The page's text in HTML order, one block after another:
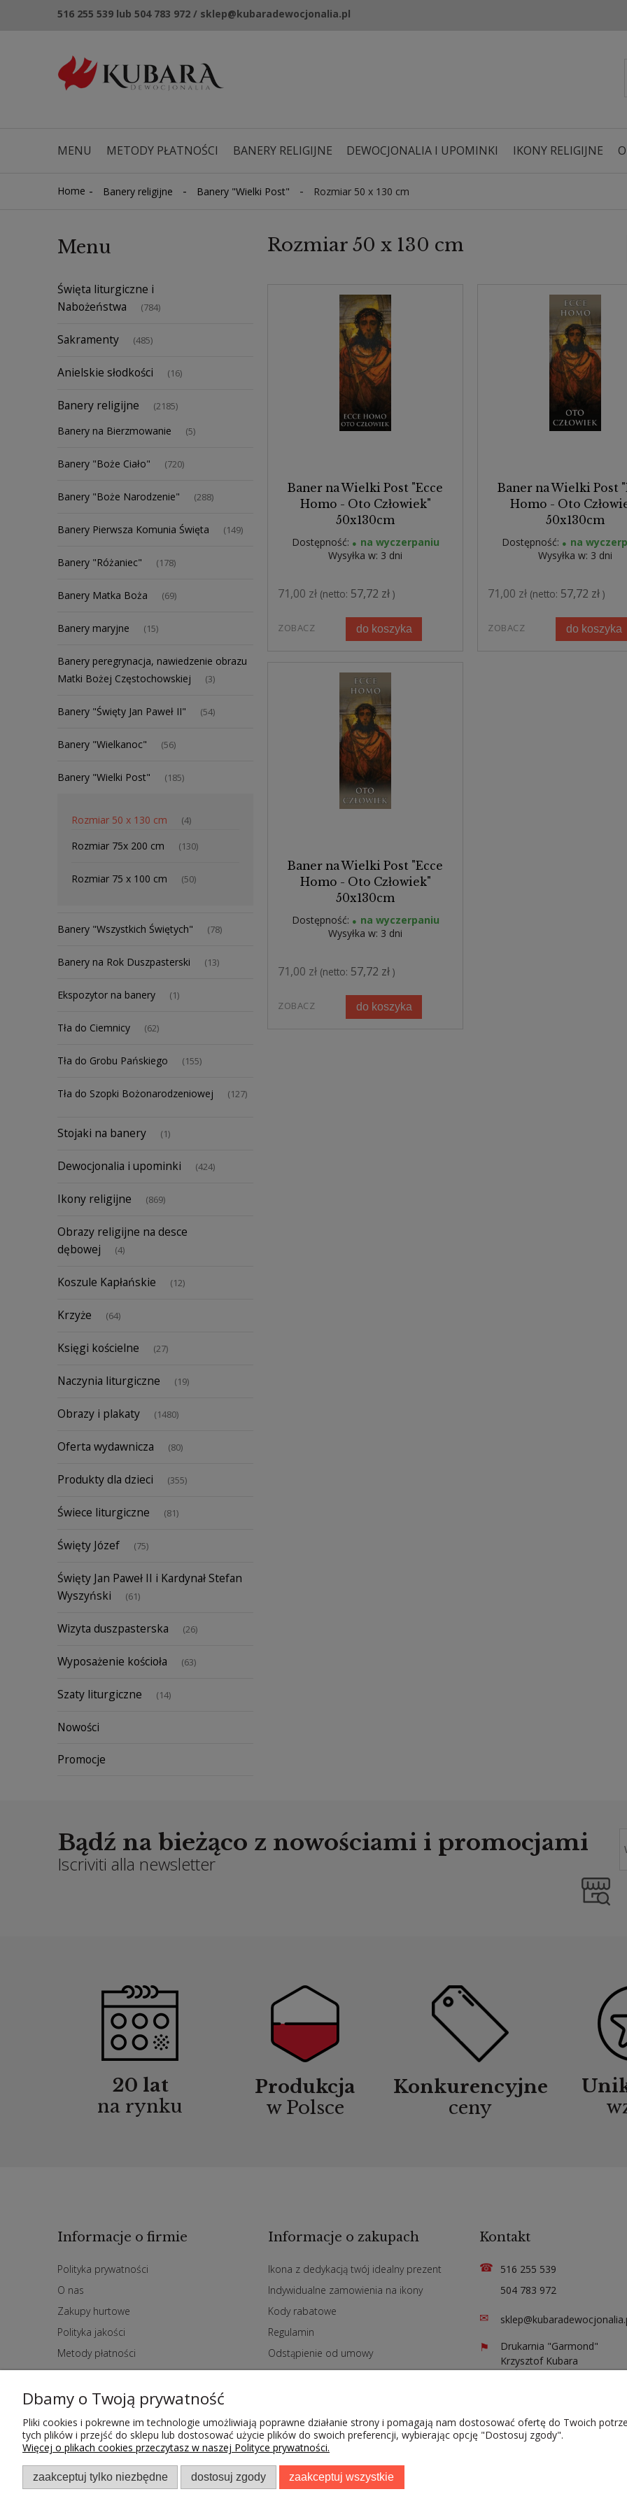
516 255 539 lub 504 783 972 / sklep@kubaradewocjonalia.pl
MENU METODY PŁATNOŚCI BANERY RELIGIJNE DEWOCJONALIA I UPOMINKI IKONY RELIGIJNE
Home - Banery religijne - Banery "Wielki Post" - Rozmiar 50 x 130 cm
Menu
Święta liturgiczne i
Nabożeństwa
(784)
Sakramenty (485)
Anielskie słodkości (16)
Banery religijne (2185)
Banery na Bierzmowanie (5)
Banery "Boże Ciało" (720)
Banery "Boże Narodzenie" (288)
Banery Pierwsza Komunia Święta (149)
Banery "Różaniec" (178)
Banery Matka Boża (69)
Banery maryjne (15)
Banery peregrynacja, nawiedzenie obrazu
Matki Bożej Częstochowskiej
(3)
Banery "Święty Jan Paweł II" (54)
Banery "Wielkanoc" (56)
Banery "Wielki Post" (185)
Rozmiar 50 x 130 cm (4)
Rozmiar 75x 200 cm (130)
Rozmiar 75 x 100 cm (50)
Banery "Wszystkich Świętych" (78)
Banery na Rok Duszpasterski (13)
Ekspozytor na banery (1)
Tła do Ciemnicy (62)
Tła do Grobu Pańskiego (155)
Tła do Szopki Bożonarodzeniowej (127)
Stojaki na banery (1)
Dewocjonalia i upominki (424)
Ikony religijne (869)
Obrazy religijne na desce
dębowej
(4)
Koszule Kapłańskie (12)
Krzyże (64)
Księgi kościelne (27)
Naczynia liturgiczne (19)
Obrazy i plakaty (1480)
Oferta wydawnicza (80)
Produkty dla dzieci (355)
Świece liturgiczne (81)
Święty Józef (75)
Święty Jan Paweł II i Kardynał Stefan
Wyszyński
(61)
Wizyta duszpasterska (26)
Wyposażenie kościoła (63)
Szaty liturgiczne (14)
Nowości
Promocje
Rozmiar 50 x 130 cm
Baner na Wielki Post "Ecce
Homo - Oto Człowiek"
50x130cm
Dostępność:
na wyczerpaniu
Wysyłka w: 3 dni
71,00 zł (netto: 57,72 zł )
do koszyka
ZOBACZ
Baner na Wielki Post
Homo - Oto
50x130cm
Dostępność:
na
Wysyłka w: 3 dni
71,00 zł (netto: 57,72 zł )
do koszyka
ZOBACZ
Baner na Wielki Post "Ecce
Homo - Oto Człowiek"
50x130cm
Dostępność:
na wyczerpaniu
Wysyłka w: 3 dni
71,00 zł (netto: 57,72 zł )
do koszyka
ZOBACZ
Bądź na bieżąco z nowościami i promocjami
Iscriviti alla newsletter
20 lat
na rynku
Produkcja
w Polsce
Konkurencyjne
ceny
Informacje o firmie
Polityka prywatności
O nas
Zakupy hurtowe
Polityka jakości
Metody płatności
Czas i koszty dostawy
Kontakt
Informacje o zakupach
Ikona z dedykacją twój idealny prezent
Indywidualne zamowienia na ikony
Kody rabatowe
Regulamin
Odstąpienie od umowy
Kontakt
☎
516 255 539
504 783 972
✉
⚑
Drukarnia "Garmond"
Krzysztof Kubara
Projekt i wdrożenie
Dbamy o Twoją prywatność
Pliki cookies i pokrewne im technologie umożliwiają poprawne działanie strony i pomagają nam dostosować ofertę do Twoich
tych plików i przejść do sklepu lub dostosować użycie plików do swoich preferencji, wybierając opcję "Dostosuj zgody".
Więcej o plikach cookies przeczytasz w naszej Polityce prywatności.
zaakceptuj tylko niezbędne dostosuj zgody zaakceptuj wszystkie